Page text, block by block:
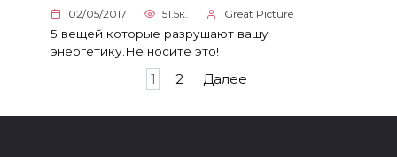
02/05/2017 51.5к. Great Picture
5 вещей которые разрушают вашу
энергетику.Не носите это!
1 2 Далее